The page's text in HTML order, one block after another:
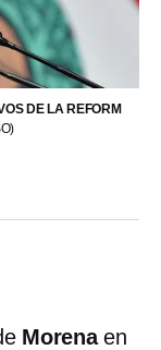
DE LA REFORM
Morenaen